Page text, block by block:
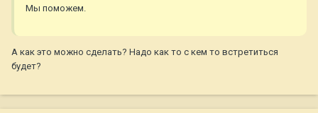
Мы поможем.
А как это можно сделать? Надо как то с кем то встретиться
будет?